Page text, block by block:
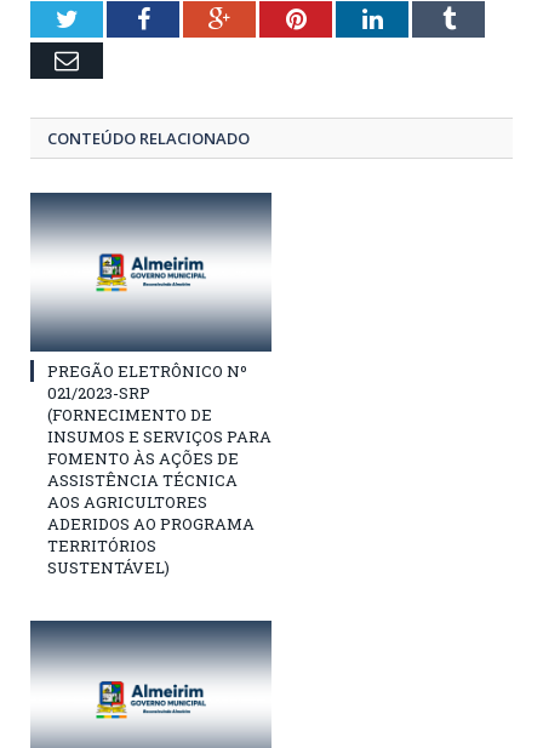
TwitterFacebookGoogle+PinterestLinkedInTumblr
Email
CONTEÚDO RELACIONADO
PREGÃO ELETRÔNICO Nº
021/2023-SRP
(FORNECIMENTO DE
INSUMOS E SERVIÇOS PARA
FOMENTO ÀS AÇÕES DE
ASSISTÊNCIA TÉCNICA
AOS AGRICULTORES
ADERIDOS AO PROGRAMA
TERRITÓRIOS
SUSTENTÁVEL)